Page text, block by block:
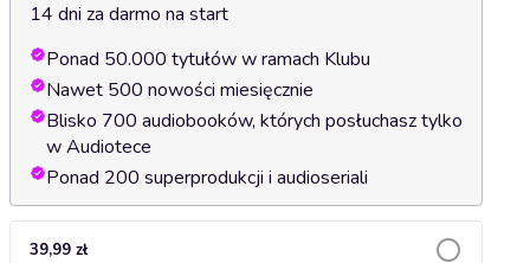
14 dni za darmo na start
Ponad 50.000 tytułów w ramach Klubu
Nawet 500 nowości miesięcznie
Blisko 700 audiobooków, których posłuchasz tylko
w Audiotece
Ponad 200 superprodukcji i audioseriali
39,99 zł